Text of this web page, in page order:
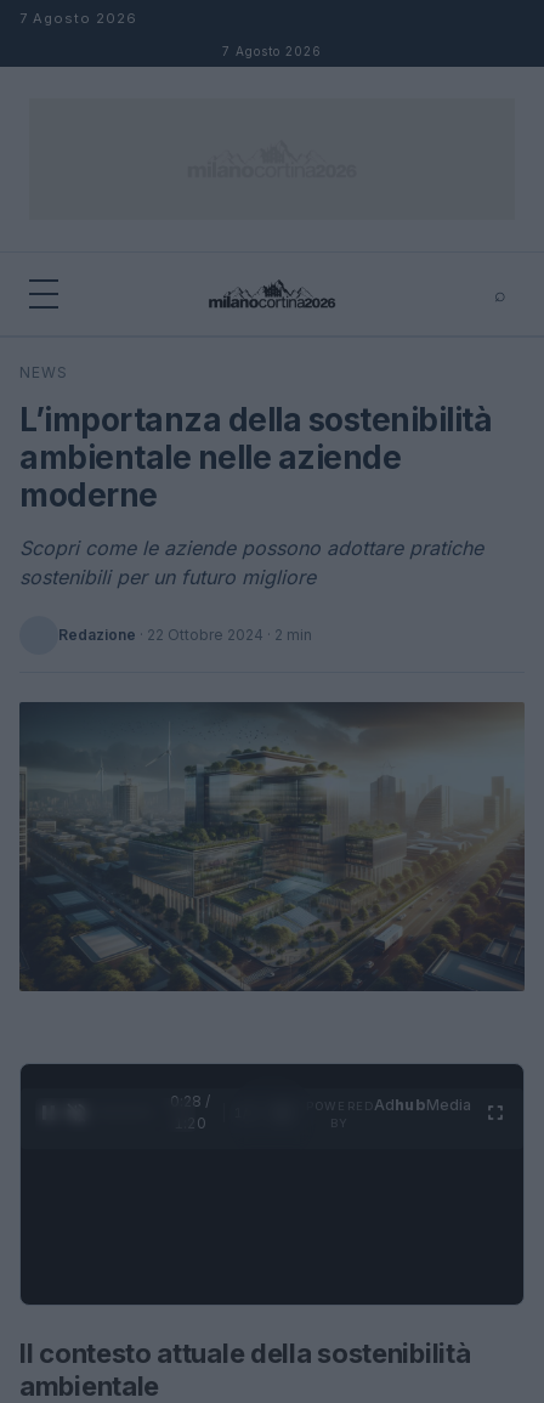
Salta al contenuto
7 Agosto 2026
7 Agosto 2026
⌕
Cerca
NEWS
L’importanza della sostenibilità
ambientale nelle aziende
moderne
Scopri come le aziende possono adottare pratiche
sostenibili per un futuro migliore
Redazione · 22 Ottobre 2024 · 2 min
0:28 /
1:20
AdhubMedia
Il contesto attuale della sostenibilità
ambientale